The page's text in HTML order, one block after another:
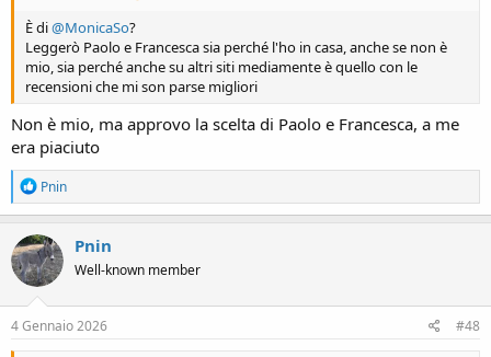
È di@MonicaSo?
Leggerò Paolo e Francesca sia perché l'ho in casa, anche se non è
mio, sia perché anche su altri siti mediamente è quello con le
recensioni che mi son parse migliori
Non è mio, ma approvo la scelta di Paolo e Francesca, a me
era piaciuto
R
e
a
c
t
i
o
n
s
Pnin
Pnin
Well-known member
4 Gennaio 2026 #48